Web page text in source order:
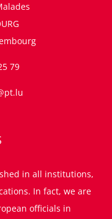
79
in all institutions,
In fact, we are
officials in